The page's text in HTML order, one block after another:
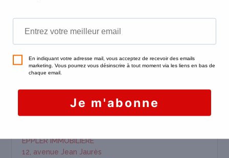
EPPLER IMMOBILIÈRE
12, avenue Jean Jaurès